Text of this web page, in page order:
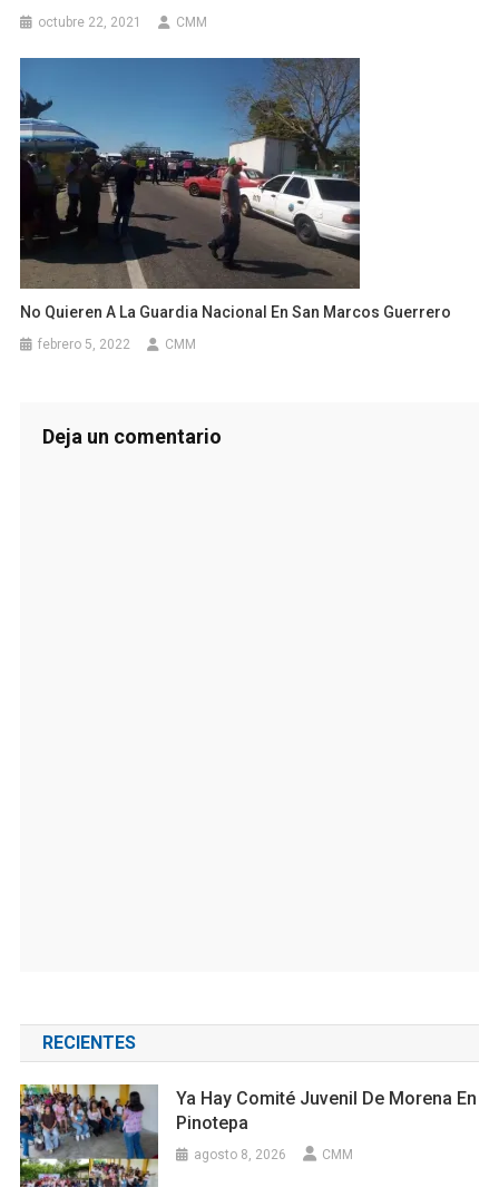
octubre 22, 2021 CMM
No Quieren A La Guardia Nacional En San Marcos Guerrero
febrero 5, 2022 CMM
Deja un comentario
RECIENTES
Ya Hay Comité Juvenil De Morena En
Pinotepa
agosto 8, 2026 CMM